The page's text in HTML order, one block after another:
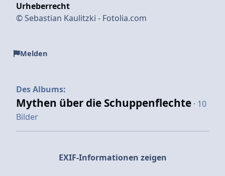
Urheberrecht
© Sebastian Kaulitzki - Fotolia.com
Melden
Des Albums:
Mythen über die Schuppenflechte · 10
Bilder
EXIF-Informationen zeigen